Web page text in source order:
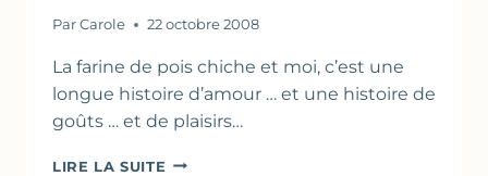
Par Carole 22 octobre 2008
La farine de pois chiche et moi, c’est une
longue histoire d’amour … et une histoire de
goûts … et de plaisirs…
LIRE LA SUITE BEIGNETS